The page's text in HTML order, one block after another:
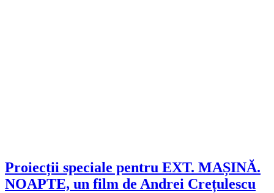
Proiecții speciale pentru EXT. MAȘINĂ.
NOAPTE, un film de Andrei Crețulescu